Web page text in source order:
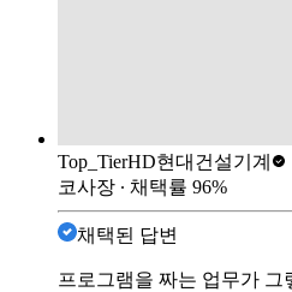
Top_TierHD현대건설기계
코사장 ∙ 채택률 96%
채택된 답변
프로그램을 짜는 업무가